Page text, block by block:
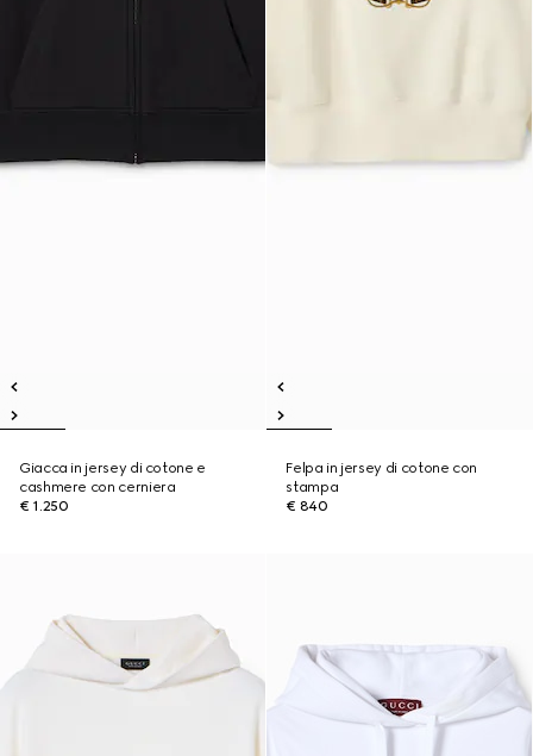
Giacca in jersey di cotone e
cashmere con cerniera
€ 1.250
Felpa in jersey di cotone con
stampa
€ 840